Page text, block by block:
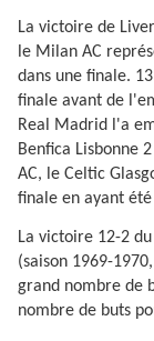
La victoire de
le Milan AC
dans une finale.
finale avant de
Real Madrid l'a
Benfica Lisbonne
AC, le Celtic
finale en ayant
La victoire 12-2
(saison 1969-
grand nombre de
nombre de buts